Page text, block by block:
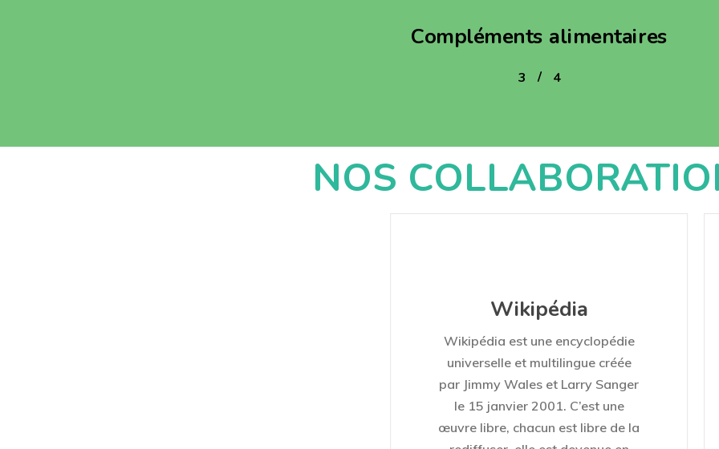
Compléments alimentaires
3 4
/ 4
NOS
Wikipédia
Wikipédia est une encyclopédie
universelle et multilingue créée
par Jimmy Wales et Larry Sanger
le 15 janvier 2001. C’est une
œuvre libre, chacun est libre de la